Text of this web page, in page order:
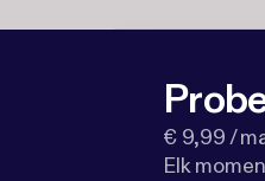
€ 9,99 /
Elk